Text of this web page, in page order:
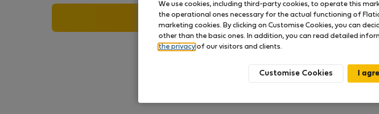
Search
We use cookies, including third-party cookies, to operate this
the operational ones necessary for the actual functioning of
marketing cookies. By clicking on Customise Cookies, you can
other than the basic ones. In addition, you can read detailed
the privacy of our visitors and clients.
Customise Cookies